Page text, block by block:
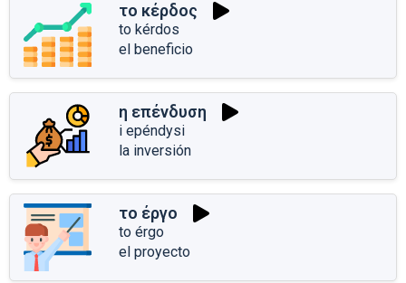
το κέρδος
to kérdos
el beneficio
η επένδυση
i epéndysi
la inversión
το έργο
to érgo
el proyecto